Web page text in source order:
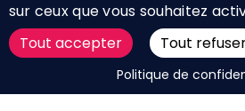
DEMANDER UN
CHARTE RÉSEAUX
MENTIONS
sur ceux que vous souhaitez
Tout accepter
Tout
Politique de